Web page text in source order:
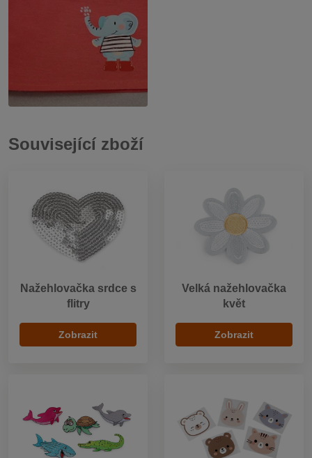
Související zboží
Nažehlovačka srdce s
flitry
Zobrazit
Velká nažehlovačka
květ
Zobrazit